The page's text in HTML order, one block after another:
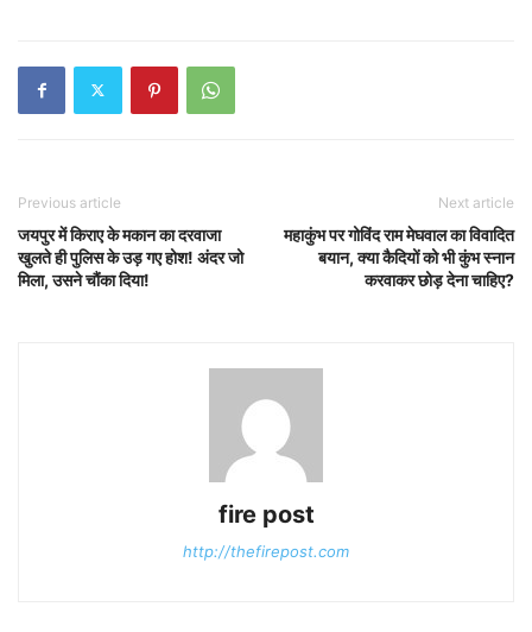
Previous article
जयपुर में किराए के मकान का दरवाजा
खुलते ही पुलिस के उड़ गए होश! अंदर जो
मिला, उसने चौंका दिया!
Next article
महाकुंभ पर गोविंद राम मेघवाल का विवादित
बयान, क्या कैदियों को भी कुंभ स्नान
करवाकर छोड़ देना चाहिए?
fire post
http://thefirepost.com